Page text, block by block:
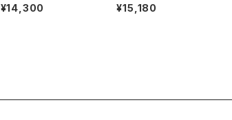
STAGE 11 FORGED H
OLLOW SILVER STA
¥14,300
G NAVY/RED
¥15,180